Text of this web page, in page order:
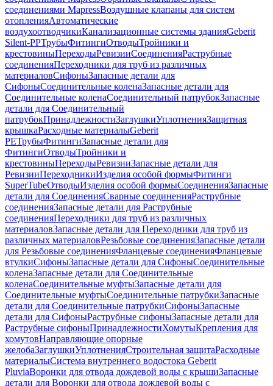
соединениями MapressВоздушные клапаны для систем
отопленияАвтоматические
воздухоотводчикиКанализационные системы зданияGeberit
Silent-PPТрубыФитингиОтводыТройники и
крестовиныПереходыРевизииСоединенияРаструбные
соединенияПереходники для труб из различных
материаловСифоныЗапасные детали для
СифоныСоединительные коленаЗапасные детали для
Соединительные коленаСоединительный патрубокЗапасные
детали для Соединительный
патрубокПринадлежностиЗаглушкиУплотненияЗащитная
крышкаРасходные материалыGeberit
PEТрубыФитингиЗапасные детали для
ФитингиОтводыТройники и
крестовиныПереходыРевизииЗапасные детали для
РевизииПереходникиИзделия особой формыФитинги
SuperTubeОтводыИзделия особой формыСоединенияЗапасные
детали для СоединенияСварные соединенияРаструбные
соединенияЗапасные детали для Раструбные
соединенияПереходники для труб из различных
материаловЗапасные детали для Переходники для труб из
различных материаловРезьбовые соединенияЗапасные детали
для Резьбовые соединенияФланцевые соединенияФланцевые
втулкиСифоныЗапасные детали для СифоныСоединительные
коленаЗапасные детали для Соединительные
коленаСоединительные муфтыЗапасные детали для
Соединительные муфтыСоединительные патрубкиЗапасные
детали для Соединительные патрубкиСифоныЗапасные
детали для СифоныРаструбные сифоныЗапасные детали для
Раструбные сифоныПринадлежностиХомутыКрепления для
хомутовНаправляющие опорные
желобаЗаглушкиУплотненияСтроительная защитаРасходные
материалыСистема внутреннего водостока Geberit
PluviaВоронки для отвода дождевой воды с крышиЗапасные
детали для Воронки для отвода дождевой воды с